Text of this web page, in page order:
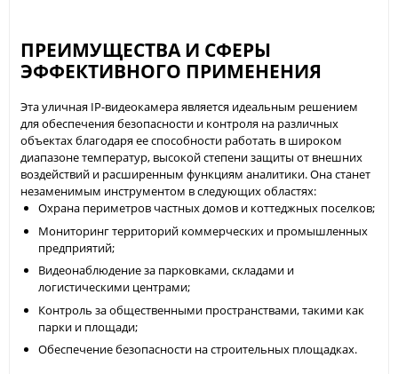
ПРЕИМУЩЕСТВА И СФЕРЫ
ЭФФЕКТИВНОГО ПРИМЕНЕНИЯ
Эта уличная IP-видеокамера является идеальным решением
для обеспечения безопасности и контроля на различных
объектах благодаря ее способности работать в широком
диапазоне температур, высокой степени защиты от внешних
воздействий и расширенным функциям аналитики. Она станет
незаменимым инструментом в следующих областях:
Охрана периметров частных домов и коттеджных поселков;
Мониторинг территорий коммерческих и промышленных
предприятий;
Видеонаблюдение за парковками, складами и
логистическими центрами;
Контроль за общественными пространствами, такими как
парки и площади;
Обеспечение безопасности на строительных площадках.